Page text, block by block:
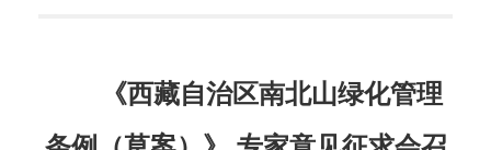
《西藏自治区南北山绿化管理